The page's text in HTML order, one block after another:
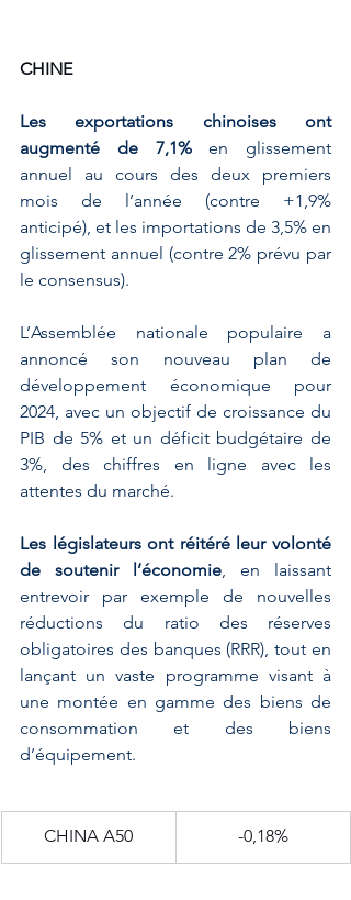
CHINE
Les exportations chinoises ont
augmenté de 7,1% en glissement
annuel au cours des deux premiers
mois de l’année (contre +1,9%
anticipé), et les importations de 3,5% en
glissement annuel (contre 2% prévu par
le consensus).
L’Assemblée nationale populaire a
annoncé son nouveau plan de
développement économique pour
2024, avec un objectif de croissance du
PIB de 5% et un déficit budgétaire de
3%, des chiffres en ligne avec les
attentes du marché.
Les législateurs ont réitéré leur volonté
de soutenir l’économie , en laissant
entrevoir par exemple de nouvelles
réductions du ratio des réserves
obligatoires des banques (RRR), tout en
lançant un vaste programme visant à
une montée en gamme des biens de
consommation et des biens
d’équipement.
​CHINA A50 -0,18%